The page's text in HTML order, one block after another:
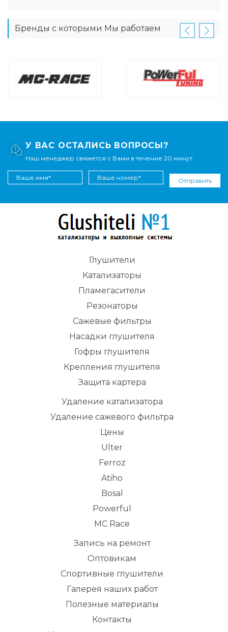
Бренды с которыми Мы работаем
У ВАС ОСТАЛИСЬ ВОПРОСЫ?
Наш менеджер свяжется с Вами в течение 20 минут.
Отправить
Глушители
Катализаторы
Пламегасители
Резонаторы
Сажевые фильтры
Насадки глушителя
Гофры глушителя
Крепления глушителя
Защита картера
Удаление катализатора
Удаление сажевого фильтра
Цены
Ulter
Ferroz
Atiho
Bosal
Powerful
MC Race
Запись на ремонт
Оптовикам
Спортивные глушители
Галерея наших работ
Полезные материалы
Контакты